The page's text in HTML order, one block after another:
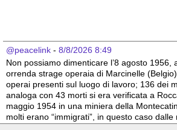
@peacelink - 8/8/2026 8:49
Non possiamo dimenticare l’8 agosto 1956,
orrenda strage operaia di Marcinelle
operai presenti sul luogo di lavoro; 136 dei
analoga con 43 morti si era verificata a
maggio 1954 in una miniera della
molti erano “immigrati”, in questo caso